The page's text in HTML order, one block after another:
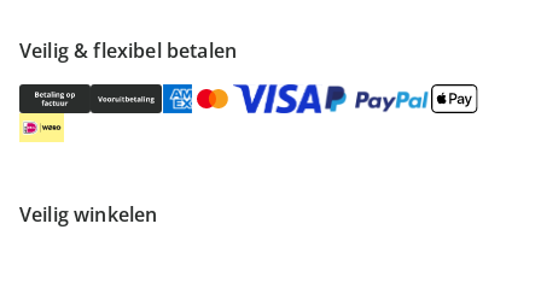
Veilig & flexibel betalen
Veilig winkelen